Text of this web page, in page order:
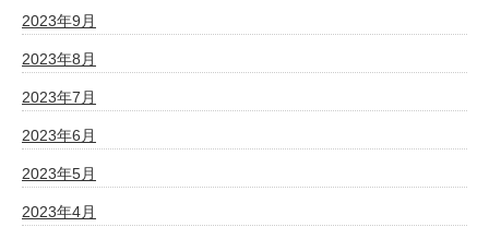
2023年9月
2023年8月
2023年7月
2023年6月
2023年5月
2023年4月